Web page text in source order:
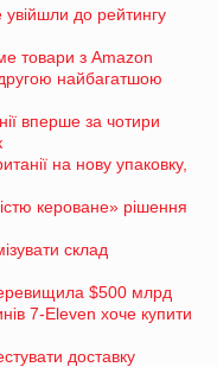
до рейтингу
товари з Amazon
найбагатшою
вперше за чотири
на нову упаковку,
кероване» рішення
склад
$500 млрд
7-Eleven хоче купити
доставку